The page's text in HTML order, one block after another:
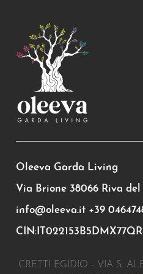
Oleeva Garda Living
Via Brione 38066 Riva del
info@oleeva.it +39
CRETTI EGIDIO - VIA S.